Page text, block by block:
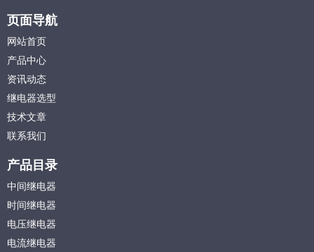
页面导航
网站首页
产品中心
资讯动态
继电器选型
技术文章
联系我们
产品目录
中间继电器
时间继电器
电压继电器
电流继电器